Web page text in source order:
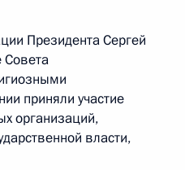
Президента Сергей
Совета
приняли участие
организаций,
власти,